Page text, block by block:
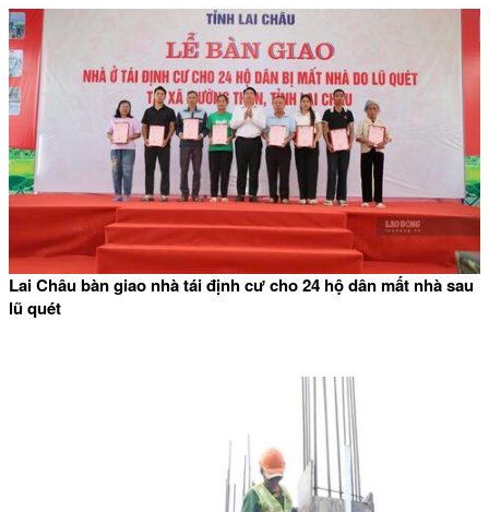
Lai Châu bàn giao nhà tái định cư cho 24 hộ dân mất nhà sau
lũ quét